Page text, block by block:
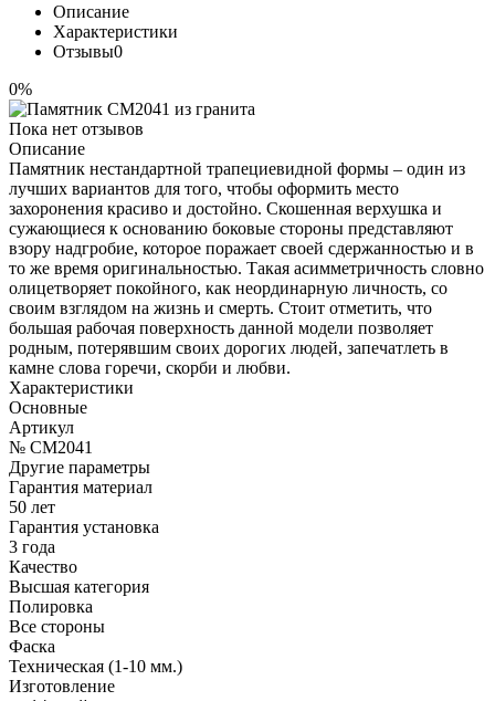
Описание
Характеристики
Отзывы0
0%
Пока нет отзывов
Описание
Памятник нестандартной трапециевидной формы – один из
лучших вариантов для того, чтобы оформить место
захоронения красиво и достойно. Скошенная верхушка и
сужающиеся к основанию боковые стороны представляют
взору надгробие, которое поражает своей сдержанностью и в
то же время оригинальностью. Такая асимметричность словно
олицетворяет покойного, как неординарную личность, со
своим взглядом на жизнь и смерть. Стоит отметить, что
большая рабочая поверхность данной модели позволяет
родным, потерявшим своих дорогих людей, запечатлеть в
камне слова горечи, скорби и любви.
Характеристики
Основные
Артикул
№ CM2041
Другие параметры
Гарантия материал
50 лет
Гарантия установка
3 года
Качество
Высшая категория
Полировка
Все стороны
Фаска
Техническая (1-10 мм.)
Изготовление